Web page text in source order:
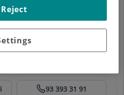
Dolores Servian
Güell Peris
93 393 31 91
Reject